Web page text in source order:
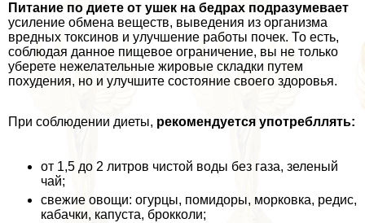
Питание по диете от ушек на бедрах подразумевает
усиление обмена веществ, выведения из организма
вредных токсинов и улучшение работы почек. То есть,
соблюдая данное пищевое ограничение, вы не только
уберете нежелательные жировые складки путем
похудения, но и улучшите состояние своего здоровья.
При соблюдении диеты, рекомендуется употрeбллять:
от 1,5 до 2 литров чистой воды без газа, зеленый
чай;
свежие овощи: огурцы, помидоры, морковка, редис,
кабачки, капуста, брокколи;